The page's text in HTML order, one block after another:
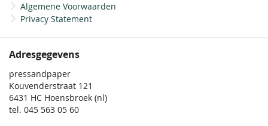
Algemene Voorwaarden
Privacy Statement
Adresgegevens
pressandpaper
Kouvenderstraat 121
6431 HC Hoensbroek (nl)
tel. 045 563 05 60